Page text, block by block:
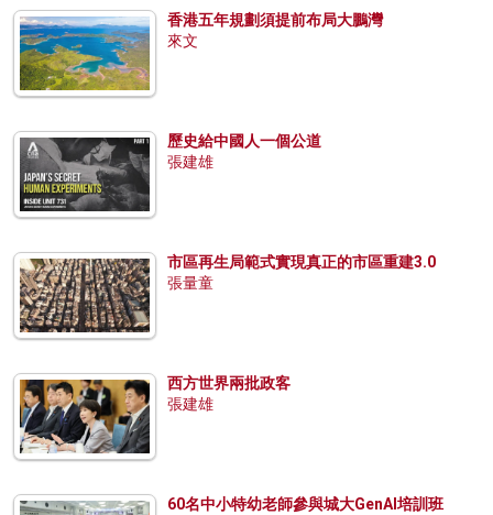
香港五年規劃須提前布局大鵬灣
來文
歷史給中國人一個公道
張建雄
市區再生局範式實現真正的市區重建3.0
張量童
西方世界兩批政客
張建雄
60名中小特幼老師參與城大GenAI培訓班